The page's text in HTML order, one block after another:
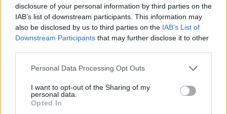
disclosure of your personal information by third parties on the
IAB’s list of downstream participants. This information may
also be disclosed by us to third parties on the IAB’s List of
Downstream Participants that may further disclose it to other
Please note that this website/app uses one or more Google
not limited to your visit or usage behaviour. You may click to
grant or deny consent to Google and its third-party tags to
use your data for below specified purposes in below Google
Personal Data Processing Opt Outs
I want to opt-out of the Sharing of my
personal data.
Opted In
Κοινοποιήστε